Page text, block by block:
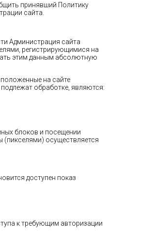
принявший Политику
сайта.
Администрация сайта
регистрирующимися на
этим данным абсолютную
на сайте
обработке, являются:
блоков и посещении
(пикселями) осуществляется
доступен показ
к требующим авторизации